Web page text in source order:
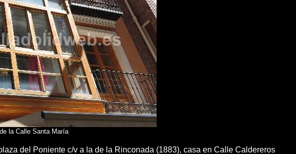
la Calle Santa María
del Poniente c/v a la de la Rinconada (1883), casa en Calle Caldereros